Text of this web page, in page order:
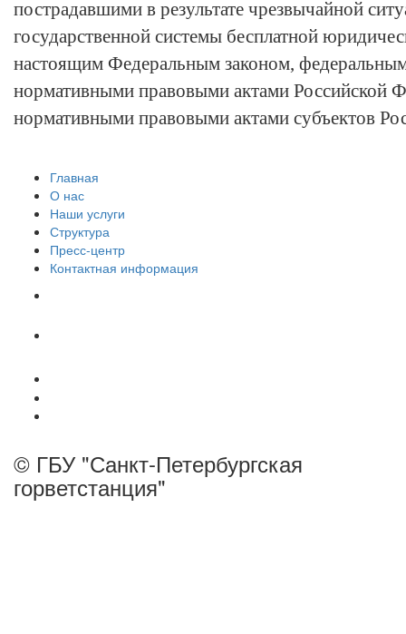
пострадавшими в результате чрезвычайной
государственной системы бесплатной
настоящим Федеральным законом,
нормативными правовыми актами Российской
нормативными правовыми актами субъектов
Главная
О нас
Наши услуги
Структура
Пресс-центр
Контактная информация
© ГБУ "Санкт-Петербургская
горветстанция"